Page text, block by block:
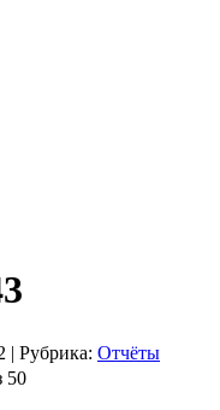
| Рубрика: Отчёты
50